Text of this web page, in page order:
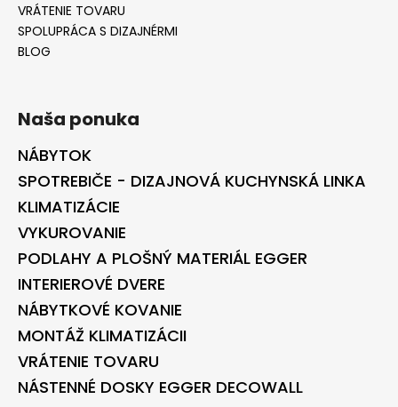
VRÁTENIE TOVARU
SPOLUPRÁCA S DIZAJNÉRMI
BLOG
Naša ponuka
NÁBYTOK
SPOTREBIČE - DIZAJNOVÁ KUCHYNSKÁ LINKA
KLIMATIZÁCIE
VYKUROVANIE
PODLAHY A PLOŠNÝ MATERIÁL EGGER
INTERIEROVÉ DVERE
NÁBYTKOVÉ KOVANIE
MONTÁŽ KLIMATIZÁCII
VRÁTENIE TOVARU
NÁSTENNÉ DOSKY EGGER DECOWALL